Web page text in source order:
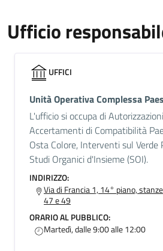
Ufficio
UFFICI
Unità Operativa Complessa
L'ufficio si occupa di
Accertamenti di Compatibilità
Osta Colore, Interventi sul Verde
Studi Organici d'Insieme (SOI).
INDIRIZZO:
Via di Francia 1, 14° piano,
47 e 49
ORARIO AL PUBBLICO:
Martedì, dalle 9:00 alle 12:00